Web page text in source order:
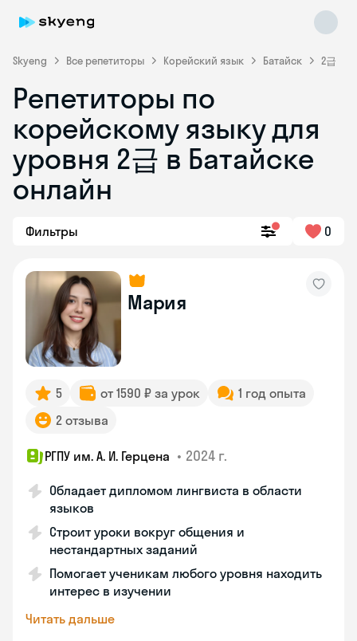
Skyeng Все репетиторы Корейский язык Батайск 2급
Репетиторы по
корейскому языку для
уровня 2급 в Батайске
онлайн
Фильтры 0
Мария
5 от 1590 ₽ за урок
1 год опыта
2 отзыва
РГПУ им. А. И. Герцена • 2024 г.
Обладает дипломом лингвиста в области
языков
Строит уроки вокруг общения и
нестандартных заданий
Помогает ученикам любого уровня находить
интерес в изучении
Читать дальше
Skyeng Chat